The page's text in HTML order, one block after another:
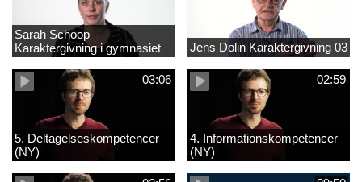
Sarah Schoop
Karaktergivning i gymnasiet
01
Jens Dolin Karaktergivning 03
03:06
5. Deltagelseskompetencer
(NY)
02:59
4. Informationskompetencer
(NY)